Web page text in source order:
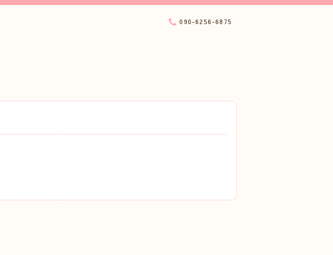
090-6256-6875